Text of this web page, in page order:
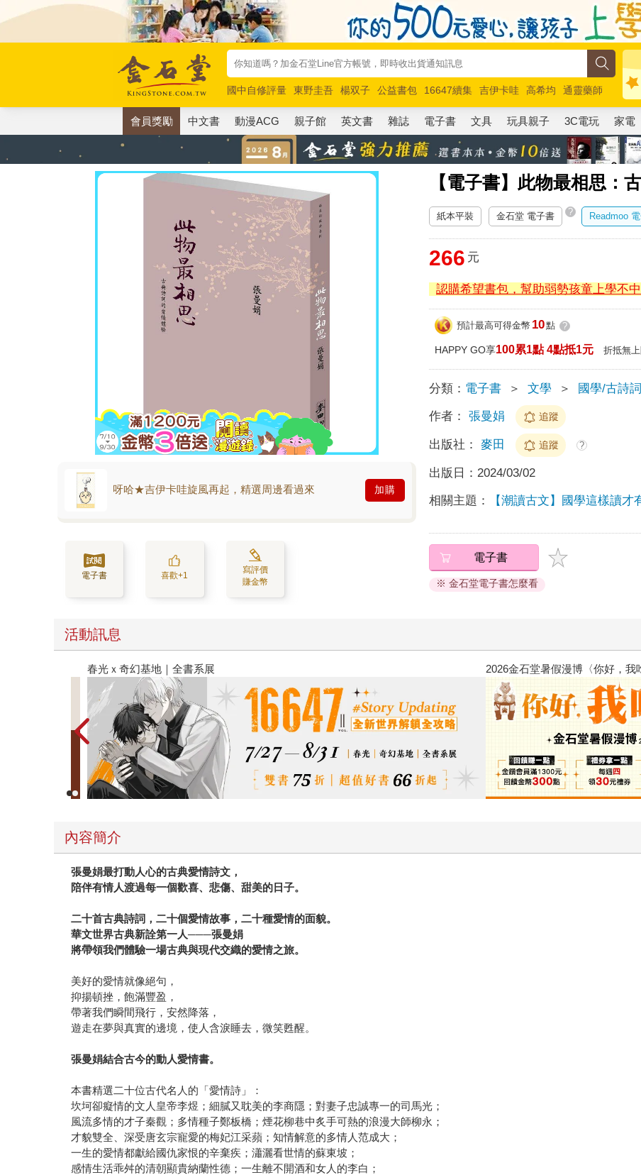
國中自修評量 東野圭吾 楊双子 公益書包 16647續集 吉伊卡哇 高希均
通靈藥師
唯紅花綻放
奧德賽 路邊攤新作 馬斯克 玩具總動員5 超慢跑
會員獎勵 中文書 動漫ACG 親子館 英文書 雜誌 電子書 文具 玩具親子 3C電玩 家電
【電子書】此物最相思：
呀哈★吉伊卡哇旋風再起，精選周邊看過來 加購
電子書 喜歡+1
寫評價
賺金幣
紙本平裝 金石堂 電子書 ? Readmoo
266 元
認購希望書包，幫助弱勢孩童上學不中
預計最高可得金幣 10點 ?
HAPPY GO享100累1點 4點抵1元 折抵無
分類： 電子書 ＞ 文學 ＞ 國學/古詩詞
作者： 張曼娟 追蹤
出版社： 麥田 追蹤 ?
出版日： 2024/03/02
相關主題： 【潮讀古文】國學這樣讀才
電子書
※ 金石堂電子書怎麼看
活動訊息
春光ｘ奇幻基地｜全書系展 2026金石堂暑假漫博〈你好，我
內容簡介
張曼娟最打動人心的古典愛情詩文，
陪伴有情人渡過每一個歡喜、悲傷、甜美的日子。
二十首古典詩詞，二十個愛情故事，二十種愛情的面貌。
華文世界古典新詮第一人───張曼娟
將帶領我們體驗一場古典與現代交織的愛情之旅。
美好的愛情就像絕句，
抑揚頓挫，飽滿豐盈，
帶著我們瞬間飛行，安然降落，
遊走在夢與真實的邊境，使人含淚睡去，微笑甦醒。
張曼娟結合古今的動人愛情書。
本書精選二十位古代名人的「愛情詩」：
坎坷卻癡情的文人皇帝李煜；細膩又耽美的李商隱；對妻子忠誠專一的司馬光；
風流多情的才子秦觀；多情種子鄭板橋；煙花柳巷中炙手可熱的浪漫大師柳永；
才貌雙全、深受唐玄宗寵愛的梅妃江采蘋；知情解意的多情人范成大；
一生的愛情都獻給國仇家恨的辛棄疾；瀟灑看世情的蘇東坡；
感情生活乖舛的清朝顯貴納蘭性德；一生離不開酒和女人的李白；